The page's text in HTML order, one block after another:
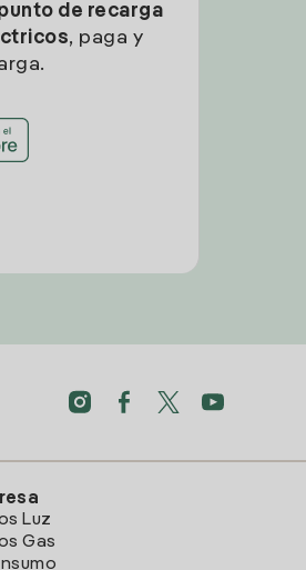
de recarga
, paga y
Luz
Gas